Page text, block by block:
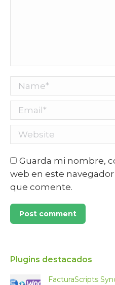
Name *
Email *
Website
Guarda mi nombre,
web en este
que comente.
Post comment
Plugins destacados
FacturaScripts